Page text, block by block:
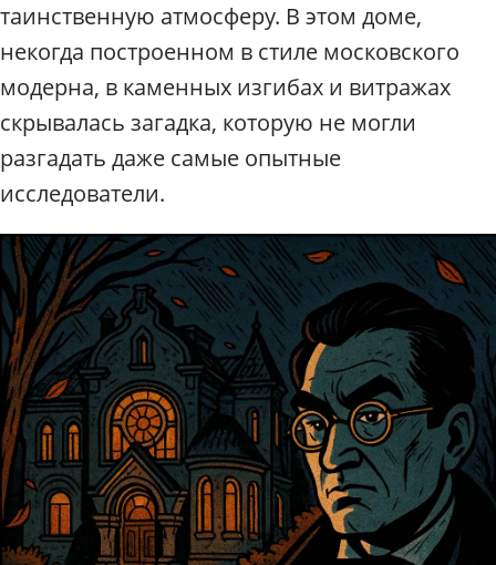
у
с
таинственную атмосферу. В этом доме,
некогда построенном в стиле московского
модерна, в каменных изгибах и витражах
скрывалась загадка, которую не могли
разгадать даже самые опытные
исследователи.